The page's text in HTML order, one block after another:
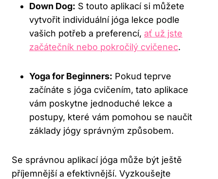
Down Dog: S touto aplikací si můžete
vytvořit individuální jóga lekce podle
vašich potřeb a preferencí, ať už jste
začátečník nebo pokročilý cvičenec.
Yoga for Beginners: Pokud teprve
začínáte s jóga cvičením, tato aplikace
vám poskytne jednoduché lekce a
postupy, které vám pomohou se naučit
základy jógy správným způsobem.
Se správnou aplikací jóga může být ještě
příjemnější a efektivnější. Vyzkoušejte